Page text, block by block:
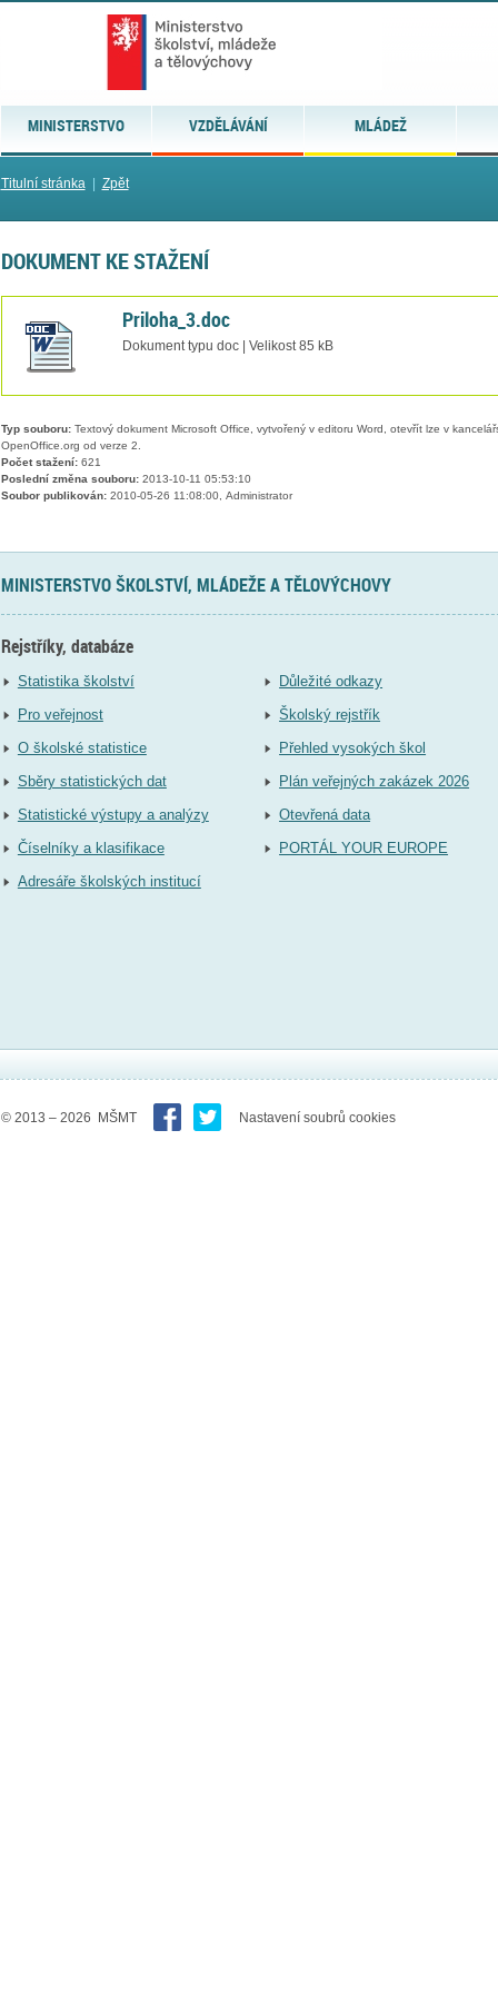
MINISTERSTVO VZDĚLÁVÁNÍ MLÁDEŽ
Titulní stránka| Zpět
DOKUMENT KE STAŽENÍ
Priloha_3.doc
Dokument typu doc | Velikost 85 kB
Typ souboru:Textový dokument Microsoft Office, vytvořený v editoru Word, otevřít lze v
OpenOffice.org od verze 2.
Počet stažení:621
Poslední změna souboru:2013-10-11 05:53:10
Soubor publikován:2010-05-26 11:08:00, Administrator
MINISTERSTVO ŠKOLSTVÍ, MLÁDEŽE A TĚLOVÝCHOVY
Rejstříky, databáze
Statistika školství
Pro veřejnost
O školské statistice
Sběry statistických dat
Statistické výstupy a analýzy
Číselníky a klasifikace
Adresáře školských institucí
Důležité odkazy
Školský rejstřík
Přehled vysokých škol
Plán veřejných zakázek 2026
Otevřená data
PORTÁL YOUR EUROPE
© 2013 – 2026 MŠMT Nastavení soubrů cookies